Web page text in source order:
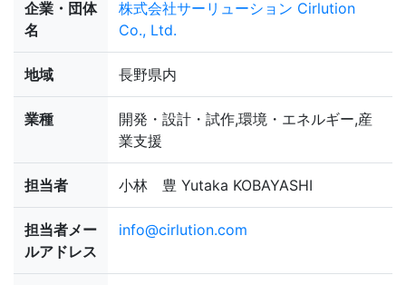
企業・団体
名
株式会社サーリューション Cirlution
Co., Ltd.
地域 長野県内
業種
開発・設計・試作,環境・エネルギー,産
業支援
担当者 小林 豊 Yutaka KOBAYASHI
担当者メー
ルアドレス
info@cirlution.com